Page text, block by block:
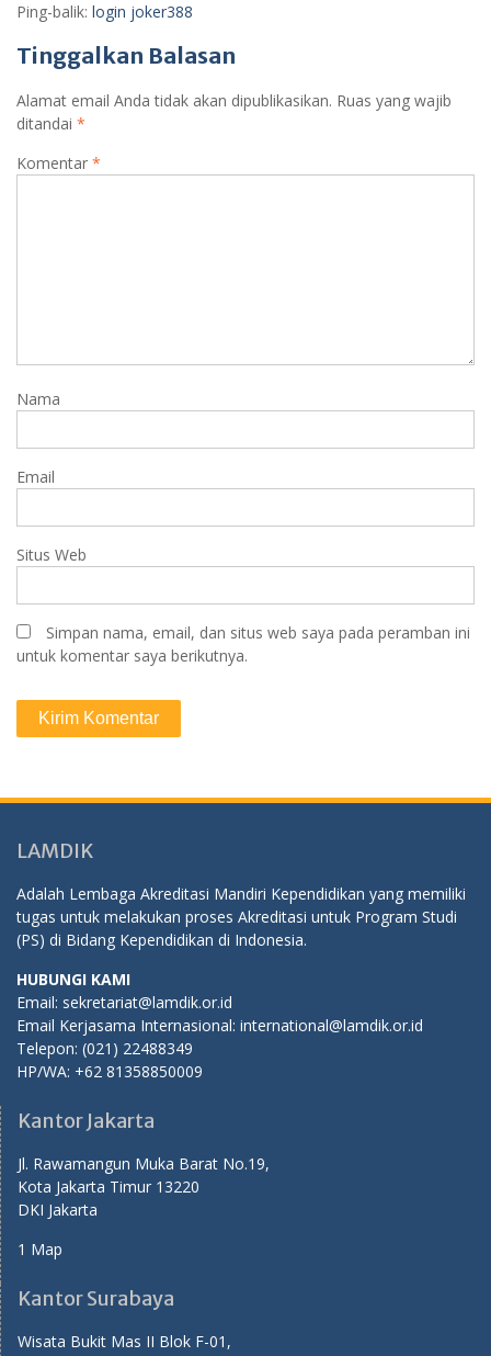
Ping-balik: login joker388
Tinggalkan Balasan
Alamat email Anda tidak akan dipublikasikan. Ruas yang wajib
ditandai *
Komentar *
Nama
Email
Situs Web
Simpan nama, email, dan situs web saya pada peramban ini
untuk komentar saya berikutnya.
LAMDIK
Adalah Lembaga Akreditasi Mandiri Kependidikan yang memiliki
tugas untuk melakukan proses Akreditasi untuk Program Studi
(PS) di Bidang Kependidikan di Indonesia.
HUBUNGI KAMI
Email: sekretariat@lamdik.or.id
Email Kerjasama Internasional: international@lamdik.or.id
Telepon: (021) 22488349
HP/WA: +62 81358850009
Kantor Jakarta
Jl. Rawamangun Muka Barat No.19,
Kota Jakarta Timur 13220
DKI Jakarta
1 Map
Kantor Surabaya
Wisata Bukit Mas II Blok F-01,